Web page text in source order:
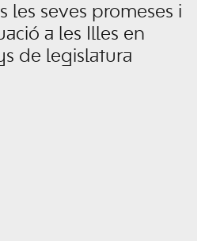
les seves promeses i
a les Illes en
de legislatura